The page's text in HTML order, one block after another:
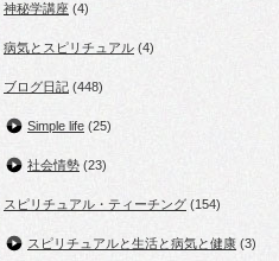
神秘学講座 (4)
病気とスピリチュアル (4)
ブログ日記 (448)
Simple life (25)
社会情勢 (23)
スピリチュアル・ティーチング (154)
スピリチュアルと生活と病気と健康 (3)